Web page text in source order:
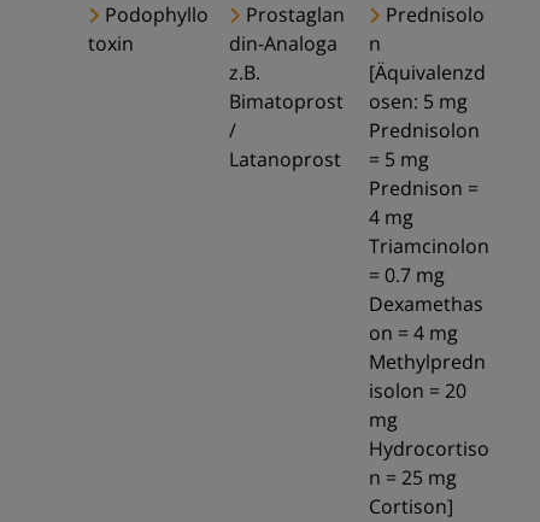
Podophyllo
toxin
Prostaglan
din-Analoga
z.B.
Bimatoprost
/
Latanoprost
Prednisolo
n
[Äquivalenzd
osen: 5 mg
Prednisolon
= 5 mg
Prednison =
4 mg
Triamcinolon
= 0.7 mg
Dexamethas
on = 4 mg
Methylpredn
isolon = 20
mg
Hydrocortiso
n = 25 mg
Cortison]